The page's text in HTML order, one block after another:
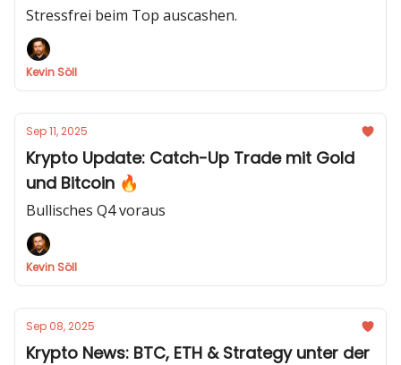
Stressfrei beim Top auscashen.
Kevin Söll
Sep 11, 2025
Krypto Update: Catch-Up Trade mit Gold
und Bitcoin 🔥
Bullisches Q4 voraus
Kevin Söll
Sep 08, 2025
Krypto News: BTC, ETH & Strategy unter der